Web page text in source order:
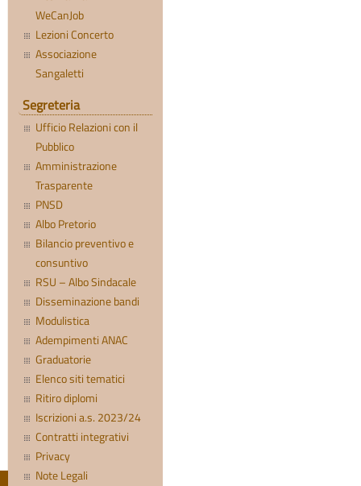
WeCanJob
Lezioni Concerto
Associazione
Sangaletti
Segreteria
Ufficio Relazioni con il
Pubblico
Amministrazione
Trasparente
PNSD
Albo Pretorio
Bilancio preventivo e
consuntivo
RSU – Albo Sindacale
Disseminazione bandi
Modulistica
Adempimenti ANAC
Graduatorie
Elenco siti tematici
Ritiro diplomi
Iscrizioni a.s. 2023/24
Contratti integrativi
Privacy
Note Legali